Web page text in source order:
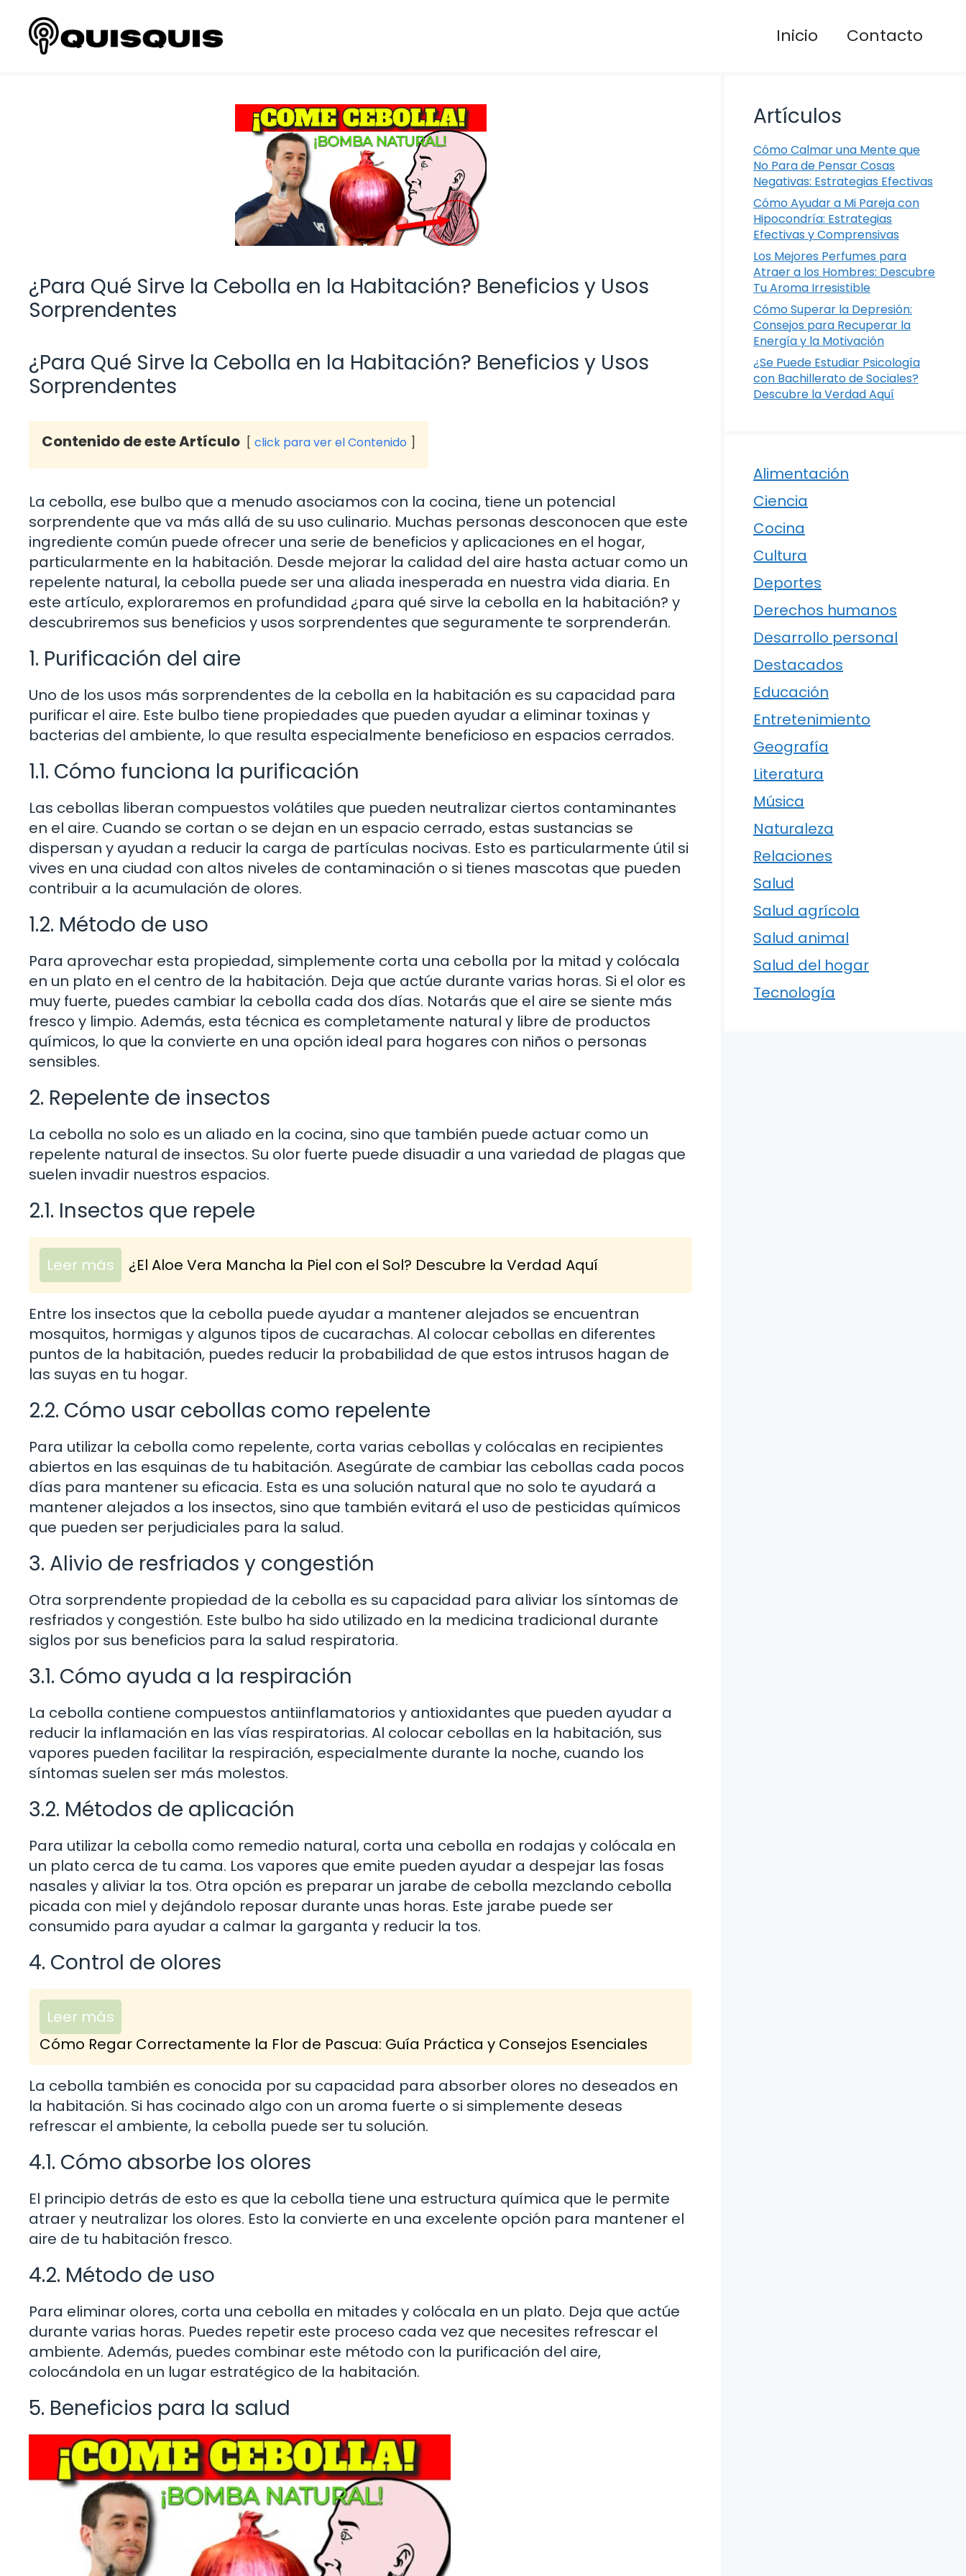
contenido
Inicio Contacto
¿Para Qué Sirve la Cebolla en la Habitación? Beneficios y Usos
Sorprendentes
¿Para Qué Sirve la Cebolla en la Habitación? Beneficios y Usos
Sorprendentes
Contenido de este Artículo click para ver el Contenido
La cebolla, ese bulbo que a menudo asociamos con la cocina, tiene un potencial
sorprendente que va más allá de su uso culinario. Muchas personas desconocen que este
ingrediente común puede ofrecer una serie de beneficios y aplicaciones en el hogar,
particularmente en la habitación. Desde mejorar la calidad del aire hasta actuar como un
repelente natural, la cebolla puede ser una aliada inesperada en nuestra vida diaria. En
este artículo, exploraremos en profundidad ¿para qué sirve la cebolla en la habitación? y
descubriremos sus beneficios y usos sorprendentes que seguramente te sorprenderán.
1. Purificación del aire
Uno de los usos más sorprendentes de la cebolla en la habitación es su capacidad para
purificar el aire. Este bulbo tiene propiedades que pueden ayudar a eliminar toxinas y
bacterias del ambiente, lo que resulta especialmente beneficioso en espacios cerrados.
1.1. Cómo funciona la purificación
Las cebollas liberan compuestos volátiles que pueden neutralizar ciertos contaminantes
en el aire. Cuando se cortan o se dejan en un espacio cerrado, estas sustancias se
dispersan y ayudan a reducir la carga de partículas nocivas. Esto es particularmente útil si
vives en una ciudad con altos niveles de contaminación o si tienes mascotas que pueden
contribuir a la acumulación de olores.
1.2. Método de uso
Para aprovechar esta propiedad, simplemente corta una cebolla por la mitad y colócala
en un plato en el centro de la habitación. Deja que actúe durante varias horas. Si el olor es
muy fuerte, puedes cambiar la cebolla cada dos días. Notarás que el aire se siente más
fresco y limpio. Además, esta técnica es completamente natural y libre de productos
químicos, lo que la convierte en una opción ideal para hogares con niños o personas
sensibles.
2. Repelente de insectos
La cebolla no solo es un aliado en la cocina, sino que también puede actuar como un
repelente natural de insectos. Su olor fuerte puede disuadir a una variedad de plagas que
suelen invadir nuestros espacios.
2.1. Insectos que repele
Leer más ¿El Aloe Vera Mancha la Piel con el Sol? Descubre la Verdad Aquí
Entre los insectos que la cebolla puede ayudar a mantener alejados se encuentran
mosquitos, hormigas y algunos tipos de cucarachas. Al colocar cebollas en diferentes
puntos de la habitación, puedes reducir la probabilidad de que estos intrusos hagan de
las suyas en tu hogar.
2.2. Cómo usar cebollas como repelente
Para utilizar la cebolla como repelente, corta varias cebollas y colócalas en recipientes
abiertos en las esquinas de tu habitación. Asegúrate de cambiar las cebollas cada pocos
días para mantener su eficacia. Esta es una solución natural que no solo te ayudará a
mantener alejados a los insectos, sino que también evitará el uso de pesticidas químicos
que pueden ser perjudiciales para la salud.
3. Alivio de resfriados y congestión
Otra sorprendente propiedad de la cebolla es su capacidad para aliviar los síntomas de
resfriados y congestión. Este bulbo ha sido utilizado en la medicina tradicional durante
siglos por sus beneficios para la salud respiratoria.
3.1. Cómo ayuda a la respiración
La cebolla contiene compuestos antiinflamatorios y antioxidantes que pueden ayudar a
reducir la inflamación en las vías respiratorias. Al colocar cebollas en la habitación, sus
vapores pueden facilitar la respiración, especialmente durante la noche, cuando los
síntomas suelen ser más molestos.
3.2. Métodos de aplicación
Para utilizar la cebolla como remedio natural, corta una cebolla en rodajas y colócala en
un plato cerca de tu cama. Los vapores que emite pueden ayudar a despejar las fosas
nasales y aliviar la tos. Otra opción es preparar un jarabe de cebolla mezclando cebolla
picada con miel y dejándolo reposar durante unas horas. Este jarabe puede ser
consumido para ayudar a calmar la garganta y reducir la tos.
4. Control de olores
Leer más
Cómo Regar Correctamente la Flor de Pascua: Guía Práctica y Consejos Esenciales
La cebolla también es conocida por su capacidad para absorber olores no deseados en
la habitación. Si has cocinado algo con un aroma fuerte o si simplemente deseas
refrescar el ambiente, la cebolla puede ser tu solución.
4.1. Cómo absorbe los olores
El principio detrás de esto es que la cebolla tiene una estructura química que le permite
atraer y neutralizar los olores. Esto la convierte en una excelente opción para mantener el
aire de tu habitación fresco.
4.2. Método de uso
Para eliminar olores, corta una cebolla en mitades y colócala en un plato. Deja que actúe
durante varias horas. Puedes repetir este proceso cada vez que necesites refrescar el
ambiente. Además, puedes combinar este método con la purificación del aire,
colocándola en un lugar estratégico de la habitación.
5. Beneficios para la salud
Artículos
Cómo Calmar una Mente que
No Para de Pensar Cosas
Negativas: Estrategias Efectivas
Cómo Ayudar a Mi Pareja con
Hipocondría: Estrategias
Efectivas y Comprensivas
Los Mejores Perfumes para
Atraer a los Hombres: Descubre
Tu Aroma Irresistible
Cómo Superar la Depresión:
Consejos para Recuperar la
Energía y la Motivación
¿Se Puede Estudiar Psicología
con Bachillerato de Sociales?
Descubre la Verdad Aquí
Alimentación
Ciencia
Cocina
Cultura
Deportes
Derechos humanos
Desarrollo personal
Destacados
Educación
Entretenimiento
Geografía
Literatura
Música
Naturaleza
Relaciones
Salud
Salud agrícola
Salud animal
Salud del hogar
Tecnología